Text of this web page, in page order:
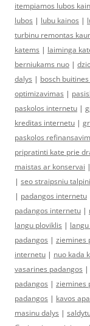
itempiamos lubos
lubos | lubu kainos |
turbinu remontas
katems | laiminga
berniukams nuo |
dalys | bosch
optimizavimas |
paskolos internetu |
kreditas internetu |
paskolos
pripratinti kate prie
maistas ar konservai |
| seo straipsniu
| padangos internetu
padangos internetu |
langu ploviklis |
padangos | ziemines
internetu | nuo kada
vasarines padangos |
padangos | ziemines
padangos | kavos
masinu dalys |